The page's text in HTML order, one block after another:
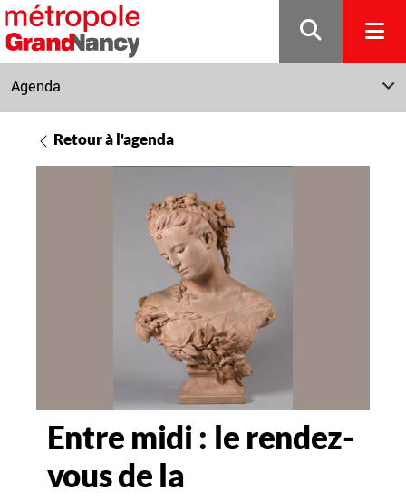
Gestion de vos préférences sur les cookies
Agenda
Retour à l'agenda
Entre midi : le rendez-
vous de la